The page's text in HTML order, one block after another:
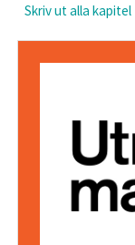
Skriv ut alla kapitel